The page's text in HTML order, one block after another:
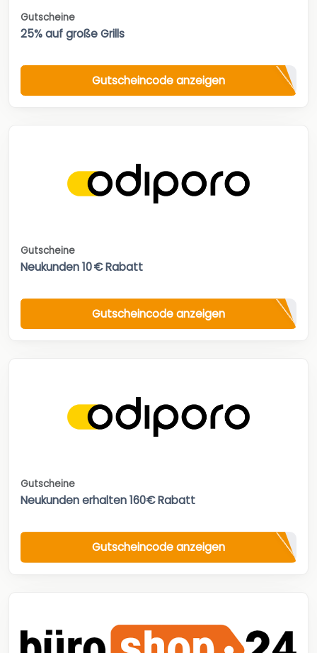
Gutscheine
25% auf große Grills
Gutscheincode anzeigen
Gutscheine
Neukunden 10 € Rabatt
Gutscheincode anzeigen
Gutscheine
Neukunden erhalten 160€ Rabatt
Gutscheincode anzeigen